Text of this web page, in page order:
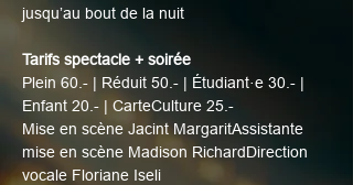
jusqu’au bout de la nuit
Tarifs spectacle + soirée
Plein 60.- | Réduit 50.- | Étudiant·e 30.- |
Enfant 20.- | CarteCulture 25.-
Mise en scène Jacint MargaritAssistante
mise en scène Madison RichardDirection
vocale Floriane Iseli